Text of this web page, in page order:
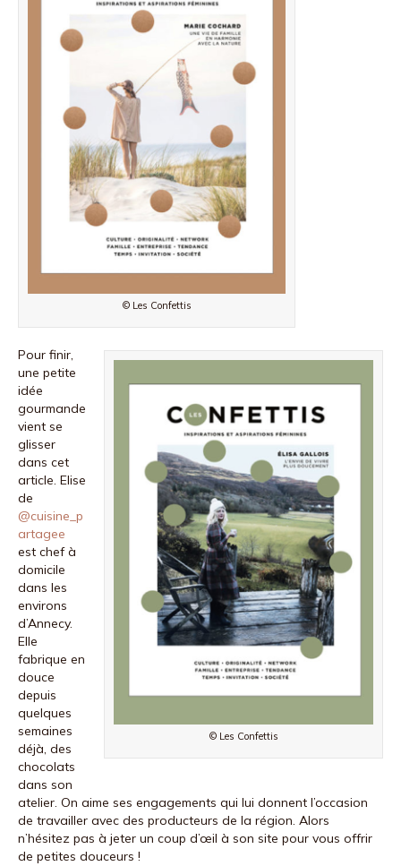
© Les Confettis
© Les Confettis
Pour finir,
une petite
idée
gourmande
vient se
glisser
dans cet
article. Elise
de
@cuisine_p
artagee
est chef à
domicile
dans les
environs
d’Annecy.
Elle
fabrique en
douce
depuis
quelques
semaines
déjà, des
chocolats
dans son
atelier. On aime ses engagements qui lui donnent l’occasion
de travailler avec des producteurs de la région. Alors
n’hésitez pas à jeter un coup d’œil à son site pour vous offrir
de petites douceurs !